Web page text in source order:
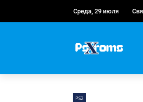
Среда, 29 июля
PS2